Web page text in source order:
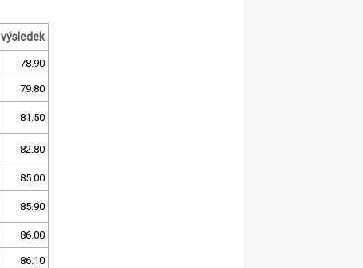
výsledek
78.90
79.80
81.50
82.80
85.00
85.90
86.00
86.10